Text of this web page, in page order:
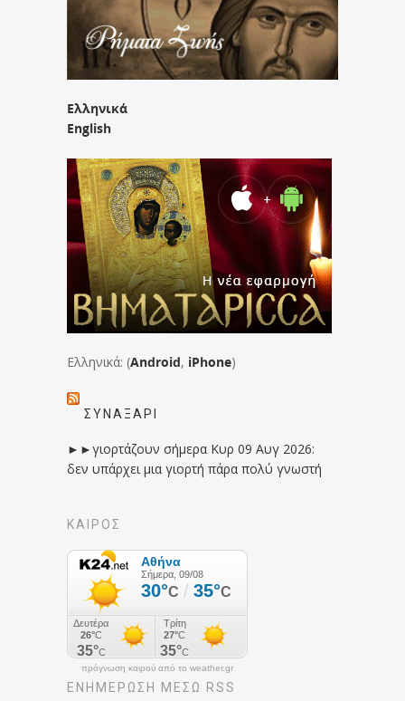
Ελληνικά
English
Ελληνικά: (Android, iPhone)
ΣΥΝΑΞΆΡΙ
►►γιορτάζουν σήμερα Κυρ 09 Αυγ 2026:
δεν υπάρχει μια γιορτή πάρα πολύ γνωστή
ΚΑΙΡΟΣ
πρόγνωση καιρού από το weather.gr
ΕΝΗΜΈΡΩΣΉ ΜΕΣΩ RSS